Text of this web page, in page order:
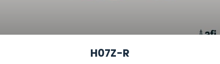
H07Z-R